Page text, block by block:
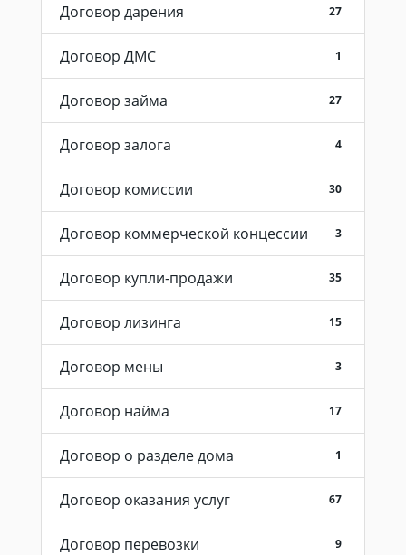
Договор дарения 27
Договор ДМС 1
Договор займа 27
Договор залога 4
Договор комиссии 30
Договор коммерческой концессии 3
Договор купли-продажи 35
Договор лизинга 15
Договор мены 3
Договор найма 17
Договор о разделе дома 1
Договор оказания услуг 67
Договор перевозки 9